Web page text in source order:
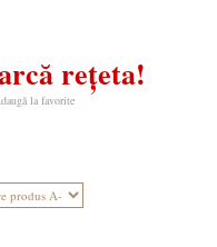
rețeta!
la favorite